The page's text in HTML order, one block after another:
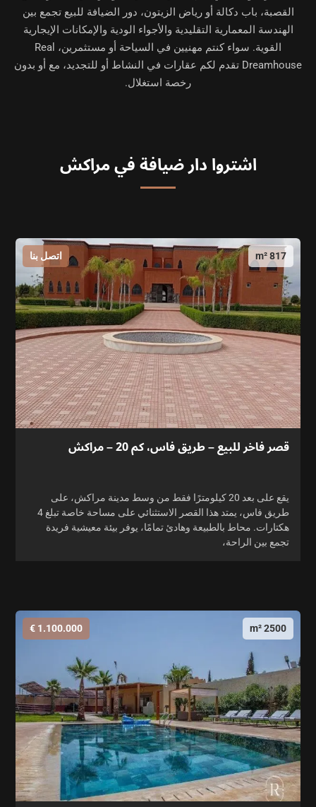
القصبة، باب دكالة أو رياض الزيتون، دور الضيافة للبيع تجمع بين
الهندسة المعمارية التقليدية والأجواء الودية والإمكانات الإيجارية
القوية. سواء كنتم مهنيين في السياحة أو مستثمرين، Real
Dreamhouse تقدم لكم عقارات في النشاط أو للتجديد، مع أو بدون
رخصة استغلال.
اشتروا دار ضيافة في مراكش
817 m² اتصل بنا
قصر فاخر للبيع – طريق فاس، كم 20 – مراكش
يقع على بعد 20 كيلومترًا فقط من وسط مدينة مراكش، على
طريق فاس، يمتد هذا القصر الاستثنائي على مساحة خاصة تبلغ 4
هكتارات. محاط بالطبيعة وهادئ تمامًا، يوفر بيئة معيشية فريدة
تجمع بين الراحة،
2500 m²
1.100.000 €